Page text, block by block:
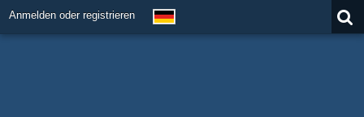
Anmelden oder registrieren